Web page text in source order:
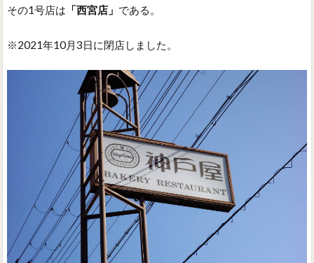
その1号店は 「西宮店」 である。
※2021年10月3日に閉店しました。